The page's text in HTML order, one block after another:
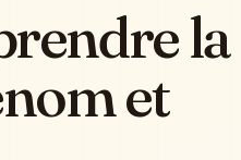
la
et